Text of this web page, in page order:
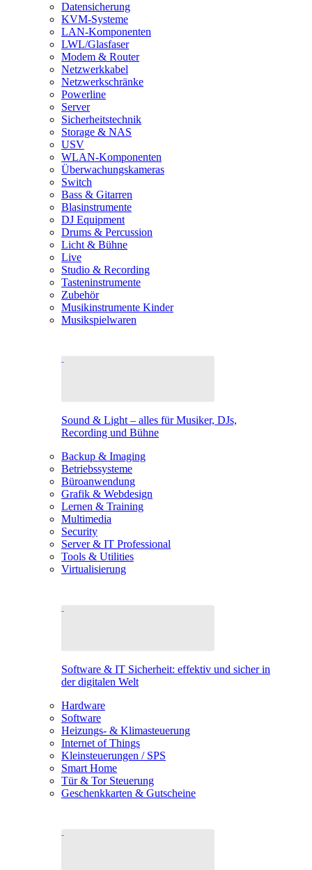
Datensicherung
KVM-Systeme
LAN-Komponenten
LWL/Glasfaser
Modem & Router
Netzwerkkabel
Netzwerkschränke
Powerline
Server
Sicherheitstechnik
Storage & NAS
USV
WLAN-Komponenten
Überwachungskameras
Switch
Bass & Gitarren
Blasinstrumente
DJ Equipment
Drums & Percussion
Licht & Bühne
Live
Studio & Recording
Tasteninstrumente
Zubehör
Musikinstrumente Kinder
Musikspielwaren
Sound & Light – alles für Musiker, DJs,
Recording und Bühne
Backup & Imaging
Betriebssysteme
Büroanwendung
Grafik & Webdesign
Lernen & Training
Multimedia
Security
Server & IT Professional
Tools & Utilities
Virtualisierung
Software & IT Sicherheit: effektiv und sicher in
der digitalen Welt
Hardware
Software
Heizungs- & Klimasteuerung
Internet of Things
Kleinsteuerungen / SPS
Smart Home
Tür & Tor Steuerung
Geschenkkarten & Gutscheine